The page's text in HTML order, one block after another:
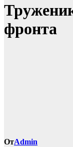
фронта
ОтAdmin